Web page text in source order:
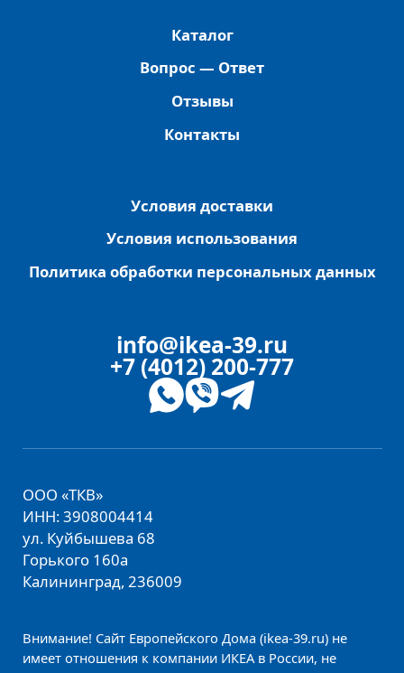
Каталог
Вопрос — Ответ
Отзывы
Контакты
Условия доставки
Условия использования
Политика обработки персональных данных
info@ikea-39.ru
+7 (4012) 200-777
ООО «ТКВ»
ИНН: 3908004414
ул. Куйбышева 68
Горького 160а
Калининград, 236009
Внимание! Сайт Европейского Дома (ikea-39.ru) не
имеет отношения к компании ИКЕА в России, не